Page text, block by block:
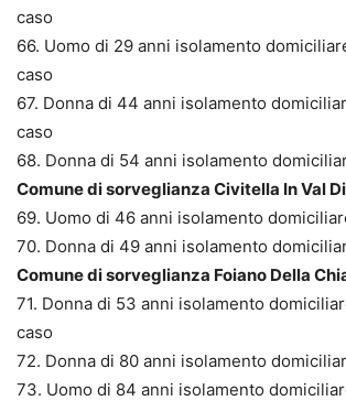
caso
66. Uomo di 29 anni isolamento
caso
67. Donna di 44 anni isolamento
caso
68. Donna di 54 anni isolamento
Comune di sorveglianza Civitella In Val
69. Uomo di 46 anni isolamento
70. Donna di 49 anni isolamento
Comune di sorveglianza Foiano Della
71. Donna di 53 anni isolamento
caso
72. Donna di 80 anni isolamento
73. Uomo di 84 anni isolamento